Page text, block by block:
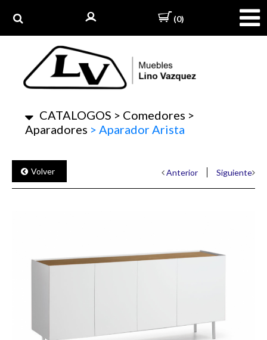
(0)
CATALOGOS > Comedores >
Aparadores > Aparador Arista
Volver Anterior Siguiente